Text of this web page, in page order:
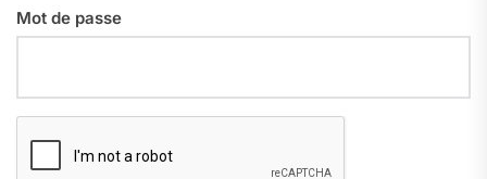
Mot de passe